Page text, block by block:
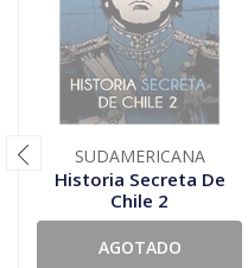
SUDAMERICANA
Historia Secreta De
Chile 2
AGOTADO